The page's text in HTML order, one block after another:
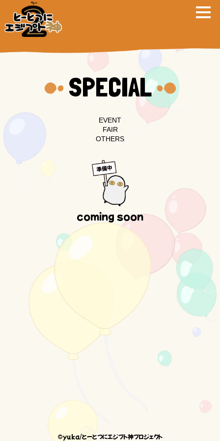
SPECIAL
EVENT
FAIR
OTHERS
coming soon
©yuka/とーとつにエジプト神プロジェクト